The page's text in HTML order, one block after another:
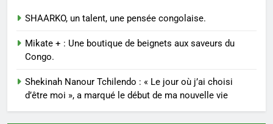
SHAARKO, un talent, une pensée congolaise.
Mikate + : Une boutique de beignets aux saveurs du
Congo.
Shekinah Nanour Tchilendo : « Le jour où j’ai choisi
d’être moi », a marqué le début de ma nouvelle vie